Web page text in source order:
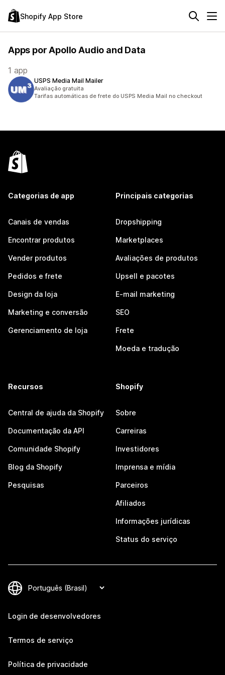
Shopify App Store
Apps por Apollo Audio and Data
1 app
USPS Media Mail Mailer
Avaliação gratuita
Tarifas automáticas de frete do USPS Media Mail no checkout
Categorias de app
Canais de vendas
Encontrar produtos
Vender produtos
Pedidos e frete
Design da loja
Marketing e conversão
Gerenciamento de loja
Principais categorias
Dropshipping
Marketplaces
Avaliações de produtos
Upsell e pacotes
E-mail marketing
SEO
Frete
Moeda e tradução
Recursos
Central de ajuda da Shopify
Documentação da API
Comunidade Shopify
Blog da Shopify
Pesquisas
Shopify
Sobre
Carreiras
Investidores
Imprensa e mídia
Parceiros
Afiliados
Informações jurídicas
Status do serviço
Login de desenvolvedores
Termos de serviço
Política de privacidade